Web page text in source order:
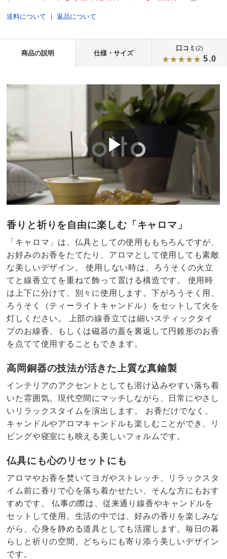
送料について ｜返品について
商品の説明 仕様・サイズ
口コミ (2)
5.0
香りと祈りを自由に楽しむ「キャロマ」
「キャロマ」は、仏具としての使用ももちろんですが、
お好みのお香をたてたり、アロマとして使用しても素敵
な美しいデザイン。 使用しない時は、ろうそくの火立
てと線香立てを重ねて飾って置ける構造です。 使用時
は上下に分けて、別々に使用します。下がろうそく用、
ろうそく（ティーライトキャンドル）をセットして火を
灯しください。 上部の線香立ては細いスティックタイ
プのお線香、もしくは磁器の蓋を裏返して円錐形のお香
を点てて使用することもできます。
高岡銅器の技法が活きた上質な真鍮製
インテリアのアクセントとしても溶け込みやすい落ち着
いた雰囲気。現代空間にマッチしながら、日常にやさし
いリラックスタイムを演出します。 お香だけでなく、
キャンドルやアロマキャンドルも楽しむことができ、リ
ビングや寝室にも映える美しいフォルムです。
仏具にも心のリセットにも
アロマやお香を焚いてヨガやストレッチ、リラックスタ
イム前に香りで心を落ち着かせたい、そんな方にもおす
すめです。 仏事の際は、従来通り線香やキャンドルを
セットして使用。生活の中では、好みの香りを楽しみな
がら、心身を静める道具としても活躍します。毎日の暮
らしと祈りの空間、どちらにも寄り添う美しいデザイン
です。